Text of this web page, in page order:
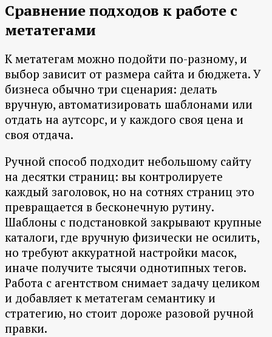
Сравнение подходов к работе с
метатегами
К метатегам можно подойти по-разному, и
выбор зависит от размера сайта и бюджета. У
бизнеса обычно три сценария: делать
вручную, автоматизировать шаблонами или
отдать на аутсорс, и у каждого своя цена и
своя отдача.
Ручной способ подходит небольшому сайту
на десятки страниц: вы контролируете
каждый заголовок, но на сотнях страниц это
превращается в бесконечную рутину.
Шаблоны с подстановкой закрывают крупные
каталоги, где вручную физически не осилить,
но требуют аккуратной настройки масок,
иначе получите тысячи однотипных тегов.
Работа с агентством снимает задачу целиком
и добавляет к метатегам семантику и
стратегию, но стоит дороже разовой ручной
правки.